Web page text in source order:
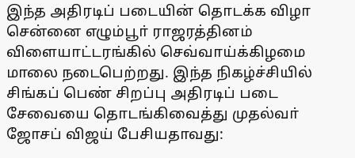
இந்த அதிரடிப் படையின் தொடக்க விழா
சென்னை எழும்பூா் ராஜரத்தினம்
விளையாட்டரங்கில் செவ்வாய்க்கிழமை
மாலை நடைபெற்றது. இந்த நிகழ்ச்சியில்
சிங்கப் பெண் சிறப்பு அதிரடிப் படை
சேவையை தொடங்கிவைத்து முதல்வா்
ஜோசப் விஜய் பேசியதாவது: